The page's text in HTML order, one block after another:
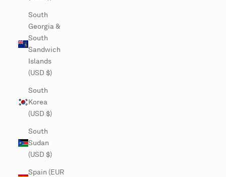
South
Georgia &
South
Sandwich
Islands
(USD $)
South
Korea
(USD $)
South
Sudan
(USD $)
Spain (EUR